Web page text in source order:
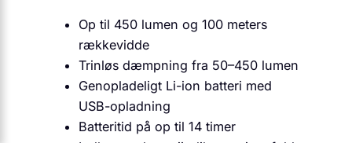
Op til 450 lumen og 100 meters
rækkevidde
Trinløs dæmpning fra 50–450 lumen
Genopladeligt Li-ion batteri med
USB-opladning
Batteritid på op til 14 timer